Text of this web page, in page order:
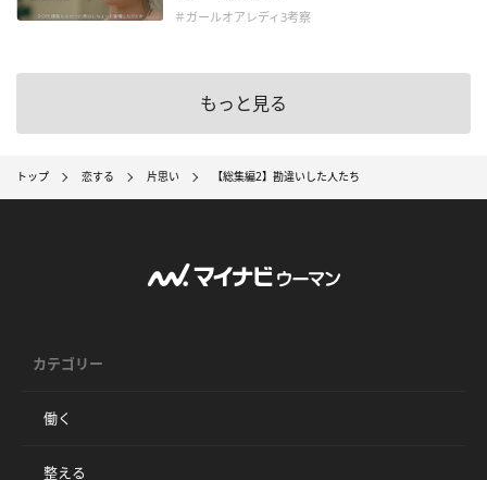
＃ガールオアレディ3考察
もっと見る
トップ 恋する 片思い 【総集編2】勘違いした人たち
カテゴリー
働く
整える